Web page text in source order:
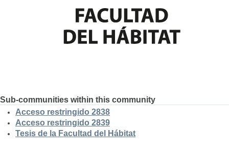
Sub-communities within this community
Acceso restringido 2838
Acceso restringido 2839
Tesis de la Facultad del Hábitat